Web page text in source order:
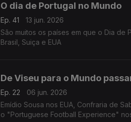
O dia de Portugal no Mundo
Ep. 41
13 jun. 2026
São muitos os países em que o Dia de
Brasil, Suiça e EUA
De Viseu para o Mundo
Ep. 22
06 jun. 2026
Emídio Sousa nos EUA, Confraria de
o "Portuguese Football Experience"